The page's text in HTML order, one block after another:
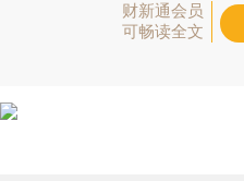
财新通会员
可畅读全文